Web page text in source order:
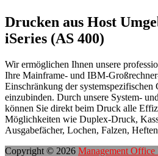
Drucken aus Host
iSeries (AS 400)
Wir ermöglichen Ihnen unsere
Ihre Mainframe- und IBM-
Einschränkung der systemspezifischen
einzubinden. Durch unsere System-
können Sie direkt beim Druck alle
Möglichkeiten wie Duplex-Druck,
Ausgabefächer, Lochen, Falzen,
Copyright © 2026 Management Office